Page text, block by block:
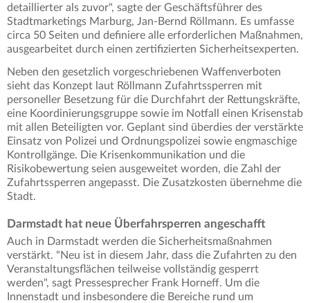
detaillierter als zuvor", sagte der Geschäftsführer des
Stadtmarketings Marburg, Jan-Bernd Röllmann. Es umfasse
circa 50 Seiten und definiere alle erforderlichen Maßnahmen,
ausgearbeitet durch einen zertifizierten Sicherheitsexperten.
Neben den gesetzlich vorgeschriebenen Waffenverboten
sieht das Konzept laut Röllmann Zufahrtssperren mit
personeller Besetzung für die Durchfahrt der Rettungskräfte,
eine Koordinierungsgruppe sowie im Notfall einen Krisenstab
mit allen Beteiligten vor. Geplant sind überdies der verstärkte
Einsatz von Polizei und Ordnungspolizei sowie engmaschige
Kontrollgänge. Die Krisenkommunikation und die
Risikobewertung seien ausgeweitet worden, die Zahl der
Zufahrtssperren angepasst. Die Zusatzkosten übernehme die
Stadt.
Darmstadt hat neue Überfahrsperren angeschafft
Auch in Darmstadt werden die Sicherheitsmaßnahmen
verstärkt. "Neu ist in diesem Jahr, dass die Zufahrten zu den
Veranstaltungsflächen teilweise vollständig gesperrt
werden", sagt Pressesprecher Frank Horneff. Um die
Innenstadt und insbesondere die Bereiche rund um